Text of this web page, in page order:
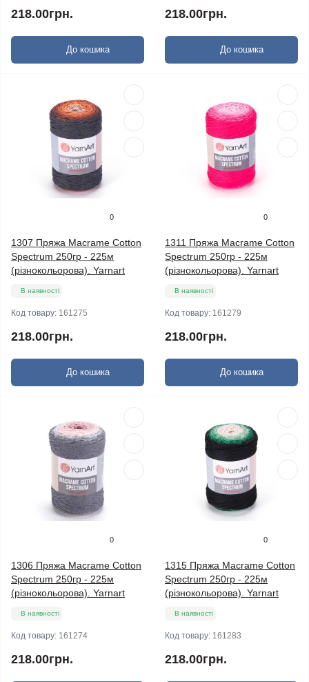
218.00грн.
До кошика
218.00грн.
До кошика
0
1307 Пряжа Macrame Cotton
Spectrum 250гр - 225м
(різнокольорова). Yarnart
В наявності
Код товару: 161275
218.00грн.
До кошика
0
1311 Пряжа Macrame Cotton
Spectrum 250гр - 225м
(різнокольорова). Yarnart
В наявності
Код товару: 161279
218.00грн.
До кошика
0
1306 Пряжа Macrame Cotton
Spectrum 250гр - 225м
(різнокольорова). Yarnart
В наявності
Код товару: 161274
218.00грн.
0
1315 Пряжа Macrame Cotton
Spectrum 250гр - 225м
(різнокольорова). Yarnart
В наявності
Код товару: 161283
218.00грн.